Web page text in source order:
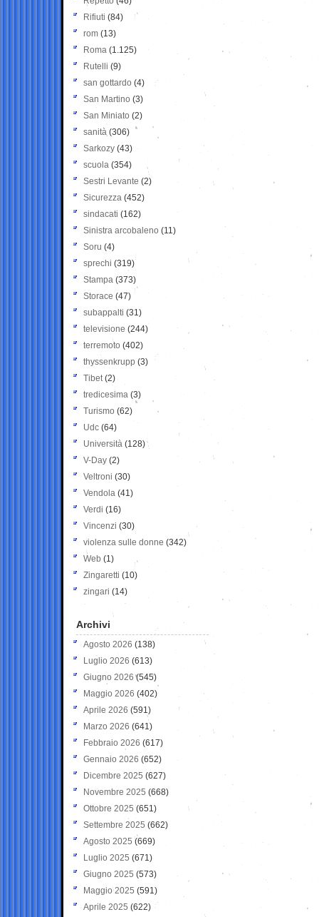
Rifiuti (84)
rom (13)
Roma (1.125)
Rutelli (9)
san gottardo (4)
San Martino (3)
San Miniato (2)
sanità (306)
Sarkozy (43)
scuola (354)
Sestri Levante (2)
Sicurezza (452)
sindacati (162)
Sinistra arcobaleno (11)
Soru (4)
sprechi (319)
Stampa (373)
Storace (47)
subappalti (31)
televisione(244)
terremoto (402)
thyssenkrupp (3)
Tibet(2)
tredicesima (3)
Turismo (62)
Udc (64)
Università (128)
V-Day (2)
Veltroni (30)
Vendola (41)
Verdi (16)
Vincenzi (30)
violenza sulle donne (342)
Web (1)
Zingaretti (10)
zingari (14)
Archivi
Agosto 2026 (138)
Luglio 2026 (613)
Giugno 2026 (545)
Maggio 2026 (402)
Aprile 2026 (591)
Marzo 2026 (641)
Febbraio 2026 (617)
Gennaio 2026 (652)
Dicembre 2025 (627)
Novembre 2025 (668)
Ottobre 2025 (651)
Settembre 2025 (662)
Agosto 2025 (669)
Luglio 2025 (671)
Giugno 2025 (573)
Maggio 2025 (591)
Aprile 2025 (622)